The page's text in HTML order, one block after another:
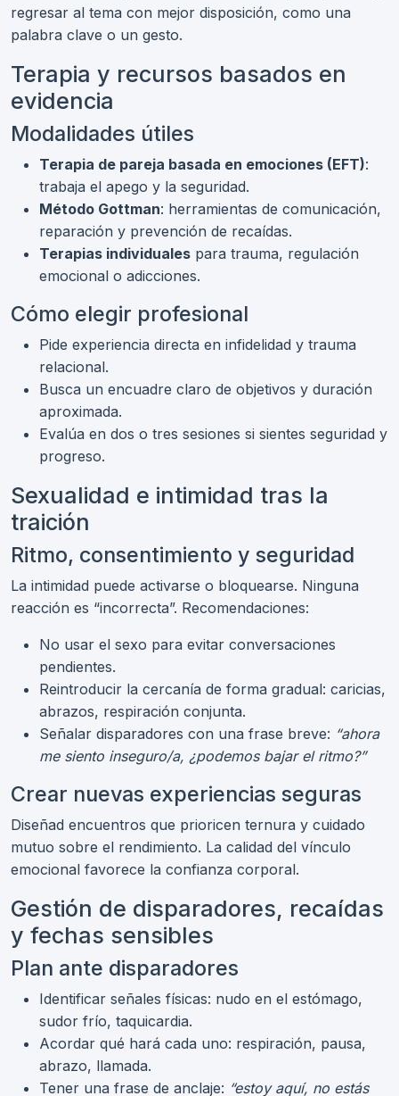
regresar al tema con mejor disposición, como una
palabra clave o un gesto.
Terapia y recursos basados en
evidencia
Modalidades útiles
Terapia de pareja basada en emociones (EFT):
trabaja el apego y la seguridad.
Método Gottman: herramientas de comunicación,
reparación y prevención de recaídas.
Terapias individuales para trauma, regulación
emocional o adicciones.
Cómo elegir profesional
Pide experiencia directa en infidelidad y trauma
relacional.
Busca un encuadre claro de objetivos y duración
aproximada.
Evalúa en dos o tres sesiones si sientes seguridad y
progreso.
Sexualidad e intimidad tras la
traición
Ritmo, consentimiento y seguridad
La intimidad puede activarse o bloquearse. Ninguna
reacción es “incorrecta”. Recomendaciones:
No usar el sexo para evitar conversaciones
pendientes.
Reintroducir la cercanía de forma gradual: caricias,
abrazos, respiración conjunta.
Señalar disparadores con una frase breve: “ahora
me siento inseguro/a, ¿podemos bajar el ritmo?”
Crear nuevas experiencias seguras
Diseñad encuentros que prioricen ternura y cuidado
mutuo sobre el rendimiento. La calidad del vínculo
emocional favorece la confianza corporal.
Gestión de disparadores, recaídas
y fechas sensibles
Plan ante disparadores
Identificar señales físicas: nudo en el estómago,
sudor frío, taquicardia.
Acordar qué hará cada uno: respiración, pausa,
abrazo, llamada.
Tener una frase de anclaje: “estoy aquí, no estás